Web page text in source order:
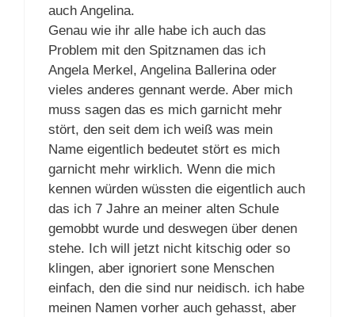
auch Angelina.
Genau wie ihr alle habe ich auch das
Problem mit den Spitznamen das ich
Angela Merkel, Angelina Ballerina oder
vieles anderes gennant werde. Aber mich
muss sagen das es mich garnicht mehr
stört, den seit dem ich weiß was mein
Name eigentlich bedeutet stört es mich
garnicht mehr wirklich. Wenn die mich
kennen würden wüssten die eigentlich auch
das ich 7 Jahre an meiner alten Schule
gemobbt wurde und deswegen über denen
stehe. Ich will jetzt nicht kitschig oder so
klingen, aber ignoriert sone Menschen
einfach, den die sind nur neidisch. ich habe
meinen Namen vorher auch gehasst, aber